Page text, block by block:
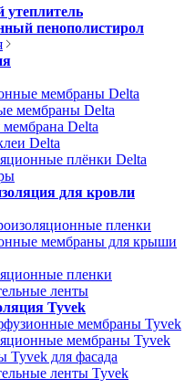
утеплитель
пенополистирол
мембраны Delta
мембраны Delta
Delta
Delta
плёнки Delta
для кровли
пленки
мембраны для крыши
пленки
ленты
Tyvek
мембраны Tyvek
мембраны Tyvek
Tyvek для фасада
ленты Tyvek